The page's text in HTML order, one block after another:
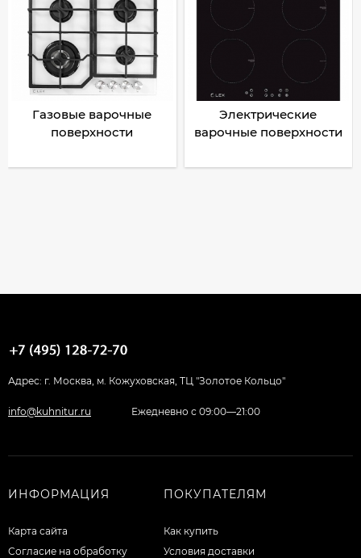
Газовые варочные
поверхности
Электрические
варочные поверхности
Адрес: г. Москва, м. Кожуховская, ТЦ "Золотое Кольцо"
info@kuhnitur.ru Ежедневно с 09:00—21:00
ИНФОРМАЦИЯ
Карта сайта
Согласие на обработку
ПОКУПАТЕЛЯМ
Как купить
Условия доставки